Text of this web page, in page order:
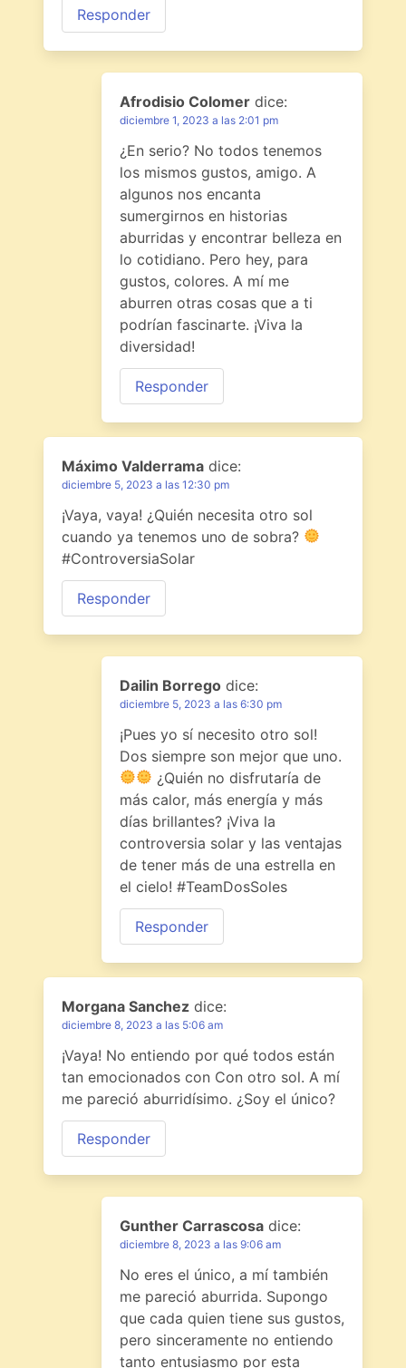
Responder
Afrodisio Colomer dice:
diciembre 1, 2023 a las 2:01 pm
¿En serio? No todos tenemos
los mismos gustos, amigo. A
algunos nos encanta
sumergirnos en historias
aburridas y encontrar belleza en
lo cotidiano. Pero hey, para
gustos, colores. A mí me
aburren otras cosas que a ti
podrían fascinarte. ¡Viva la
diversidad!
Responder
Máximo Valderrama dice:
diciembre 5, 2023 a las 12:30 pm
¡Vaya, vaya! ¿Quién necesita otro sol
cuando ya tenemos uno de sobra?
#ControversiaSolar
Responder
Dailin Borrego dice:
diciembre 5, 2023 a las 6:30 pm
¡Pues yo sí necesito otro sol!
Dos siempre son mejor que uno.
¿Quién no disfrutaría de
más calor, más energía y más
días brillantes? ¡Viva la
controversia solar y las ventajas
de tener más de una estrella en
el cielo! #TeamDosSoles
Responder
Morgana Sanchez dice:
diciembre 8, 2023 a las 5:06 am
¡Vaya! No entiendo por qué todos están
tan emocionados con Con otro sol. A mí
me pareció aburridísimo. ¿Soy el único?
Responder
Gunther Carrascosa dice:
diciembre 8, 2023 a las 9:06 am
No eres el único, a mí también
me pareció aburrida. Supongo
que cada quien tiene sus gustos,
pero sinceramente no entiendo
tanto entusiasmo por esta